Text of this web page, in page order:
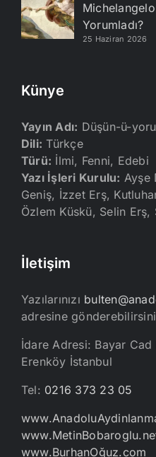
Michelangelo
Yorumladı?
25 Haziran 2026
Künye
Yayın Adı: Düşün-ü-
Dili: Türkçe
Türü: İlmi, Fenni, Edebi
Yazı İşleri Kurulu: Ayşe
Geniş, İzzet Erş,
Özlem Küskü, Selin Erş,
İletişim
Yazılarınızı
adresine
İdare Adresi: Bayar Cad
Erenköy İstanbul
Tel: 0216 373 23 05
www.BurhanOğuz.com